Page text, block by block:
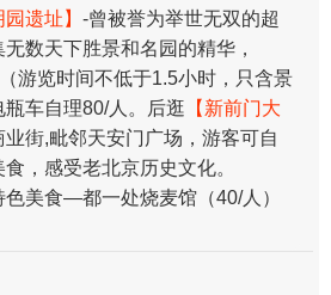
园遗址】 -曾被誉为举世无双的超
数天下胜景和名园的精华，
游览时间不低于1.5小时，只含景
车自理80/人。后逛 【新前门大
街,毗邻天安门广场，游客可自
，感受老北京历史文化。
美食—都一处烧麦馆（40/人）